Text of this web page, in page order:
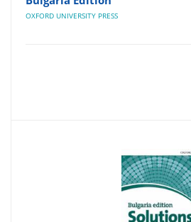
OXFORD UNIVERSITY PRESS